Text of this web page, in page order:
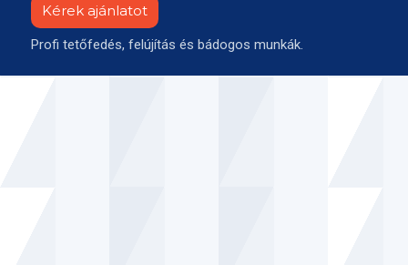
Kérek ajánlatot
Profi tetőfedés, felújítás és bádogos munkák.